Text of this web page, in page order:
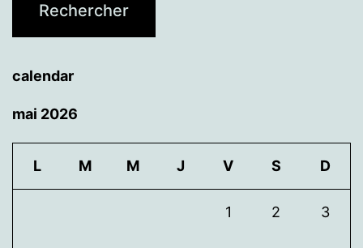
calendar
mai 2026
L M M J V S D
1 2 3